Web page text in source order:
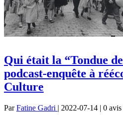
Qui était la “Tondue
podcast-enquête à
Culture
ParFatine Gadri | 2022-07-14 | 0 avis